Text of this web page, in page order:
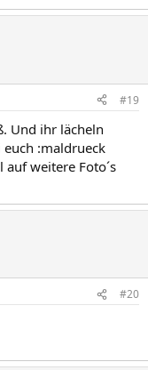
#19
Und ihr lächeln
:maldrueck
weitere Foto´s
#20